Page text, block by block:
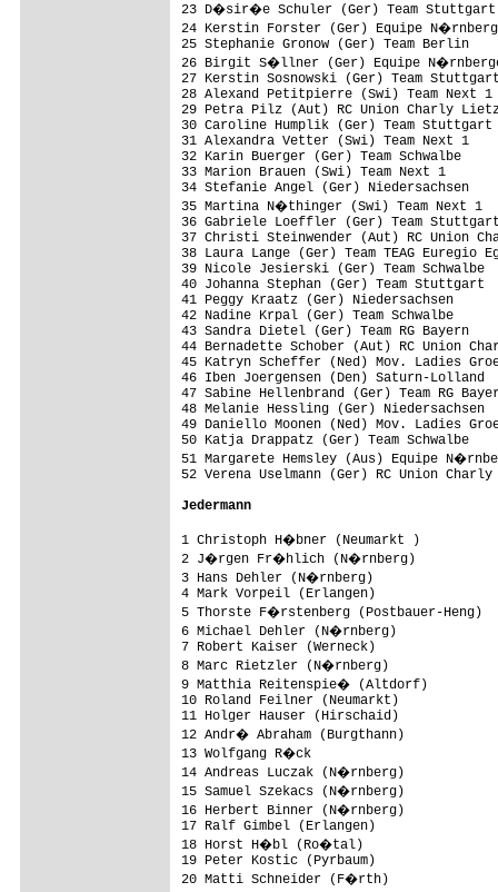
23 D�sir�e Schuler (Ger) Team Stuttgart
24 Kerstin Forster (Ger) Equipe
25 Stephanie Gronow (Ger) Team Berlin
26 Birgit S�llner (Ger) Equipe
27 Kerstin Sosnowski (Ger) Team
28 Alexand Petitpierre (Swi) Team Next 1
29 Petra Pilz (Aut) RC Union Charly
30 Caroline Humplik (Ger) Team Stuttgart
31 Alexandra Vetter (Swi) Team
32 Karin Buerger (Ger) Team
33 Marion Brauen (Swi) Team Next 1
34 Stefanie Angel (Ger)
35 Martina N�thinger (Swi) Team Next 1
36 Gabriele Loeffler (Ger) Team
37 Christi Steinwender (Aut) RC Union
38 Laura Lange (Ger) Team TEAG Euregio
39 Nicole Jesierski (Ger) Team Schwalbe
40 Johanna Stephan (Ger) Team Stuttgart
41 Peggy Kraatz (Ger) Niedersachsen
42 Nadine Krpal (Ger) Team Schwalbe
43 Sandra Dietel (Ger) Team RG
44 Bernadette Schober (Aut) RC Union
45 Katryn Scheffer (Ned) Mov. Ladies
46 Iben Joergensen (Den) Saturn-
47 Sabine Hellenbrand (Ger) Team
48 Melanie Hessling (Ger)
49 Daniello Moonen (Ned) Mov. Ladies
50 Katja Drappatz (Ger) Team
51 Margarete Hemsley (Aus) Equipe
52 Verena Uselmann (Ger) RC Union
Jedermann
1 Christoph H�bner (Neumarkt )
2 J�rgen Fr�hlich (N�rnberg)
3 Hans Dehler (N�rnberg)
4 Mark Vorpeil (Erlangen)
5 Thorste F�rstenberg (Postbauer-
6 Michael Dehler (N�rnberg)
7 Robert Kaiser (Werneck)
8 Marc Rietzler (N�rnberg)
9 Matthia Reitenspie� (Altdorf)
10 Roland Feilner (Neumarkt)
11 Holger Hauser (Hirschaid)
12 Andr� Abraham (Burgthann)
13 Wolfgang R�ck
14 Andreas Luczak (N�rnberg)
15 Samuel Szekacs (N�rnberg)
16 Herbert Binner (N�rnberg)
17 Ralf Gimbel (Erlangen)
18 Horst H�bl (Ro�tal)
19 Peter Kostic (Pyrbaum)
20 Matti Schneider (F�rth)